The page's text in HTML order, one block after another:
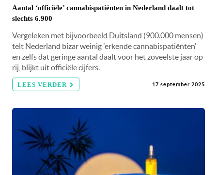
Aantal ‘officiële’ cannabispatiënten in Nederland daalt tot
slechts 6.900
Vergeleken met bijvoorbeeld Duitsland (900.000 mensen)
telt Nederland bizar weinig 'erkende cannabispatiënten'
en zelfs dat geringe aantal daalt voor het zoveelste jaar op
rij, blijkt uit officiële cijfers.
LEES VERDER 17 september 2025